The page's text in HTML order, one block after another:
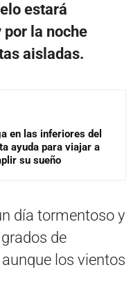
estará
la noche
aisladas.
en las inferiores del
ayuda para viajar a
su sueño
día tormentoso y
de
los vientos